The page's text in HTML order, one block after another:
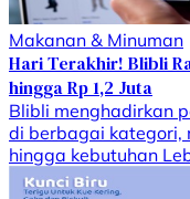
Makanan & Minuman
Hari Terakhir! Blibli
hingga Rp 1,2 Juta
Blibli menghadirkan
di berbagai kategori,
hingga kebutuhan